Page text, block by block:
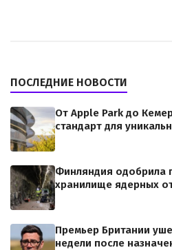
ПОСЛЕДНИЕ НОВОСТИ
От Apple Park до
стандарт для
Финляндия одобрила
хранилище ядерных
Премьер Британии
недели после